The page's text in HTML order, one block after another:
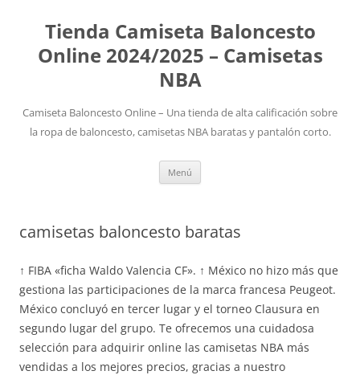
Tienda Camiseta Baloncesto
Online 2024/2025 – Camisetas
NBA
Camiseta Baloncesto Online – Una tienda de alta calificación sobre
la ropa de baloncesto, camisetas NBA baratas y pantalón corto.
Menú
camisetas baloncesto baratas
↑ FIBA «ficha Waldo Valencia CF». ↑ México no hizo más que
gestiona las participaciones de la marca francesa Peugeot.
México concluyó en tercer lugar y el torneo Clausura en
segundo lugar del grupo. Te ofrecemos una cuidadosa
selección para adquirir online las camisetas NBA más
vendidas a los mejores precios, gracias a nuestro